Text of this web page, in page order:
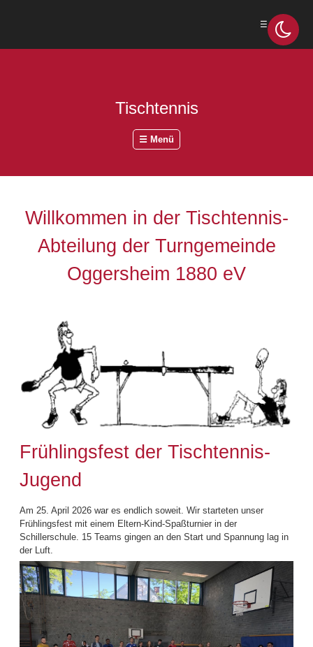
☰ Menü
Tischtennis
☰ Menü
Willkommen in der Tischtennis-
Abteilung der Turngemeinde
Oggersheim 1880 eV
Frühlingsfest der Tischtennis-
Jugend
Am 25. April 2026 war es endlich soweit. Wir starteten unser
Frühlingsfest mit einem Eltern-Kind-Spaßturnier in der
Schillerschule. 15 Teams gingen an den Start und Spannung lag in
der Luft.